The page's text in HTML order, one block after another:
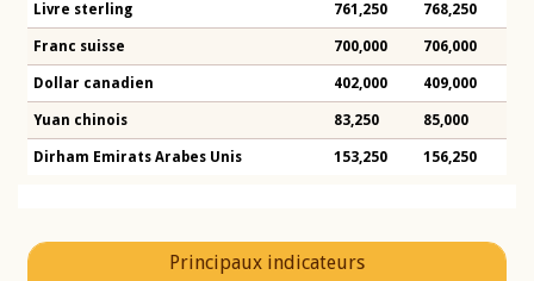
Livre sterling 761,250 768,250
Franc suisse 700,000 706,000
Dollar canadien 402,000 409,000
Yuan chinois 83,250 85,000
Dirham Emirats Arabes Unis 153,250 156,250
Principaux indicateurs